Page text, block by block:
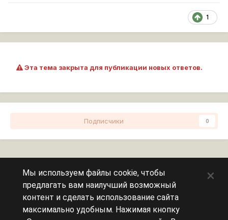
1
Эта тема закрыта для публикации новых ответов.
Подписчики 0
Сейчас на странице
Эту страницу никто не просматривает.
Мы используем файлы cookie, чтобы
предлагать вам наилучший возможный
контент и сделать использование сайта
максимально удобным. Нажимая кнопку
×